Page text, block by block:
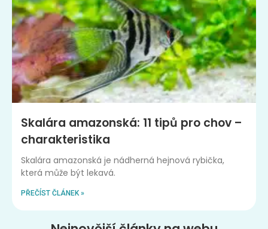
Skalára amazonská: 11 tipů pro chov –
charakteristika
Skalára amazonská je nádherná hejnová rybička,
která může být lekavá.
PŘEČÍST ČLÁNEK »